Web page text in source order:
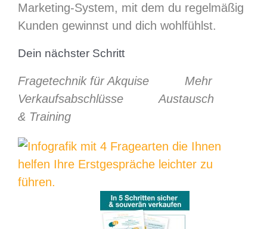
Marketing-System, mit dem du regelmäßig
Kunden gewinnst und dich wohlfühlst.
Dein nächster Schritt
Fragetechnik für Akquise Mehr
Verkaufsabschlüsse Austausch
& Training